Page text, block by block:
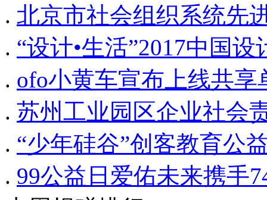
. 北京市社会组织系统先
. “设计•生活”2017中国
. ofo小黄车宣布上线共
. 苏州工业园区企业社会
. “少年硅谷”创客教育公
. 99公益日爱佑未来携手